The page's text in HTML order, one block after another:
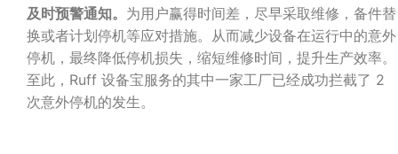
及时预警通知。 为用户赢得时间差，尽早采取维修，备件替
换或者计划停机等应对措施。从而减少设备在运行中的意外
停机，最终降低停机损失，缩短维修时间，提升生产效率。
至此，Ruff 设备宝服务的其中一家工厂已经成功拦截了 2
次意外停机的发生。